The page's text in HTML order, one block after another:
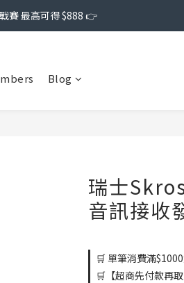
賽 最高可得 $888 👉
Blog
瑞士
音訊接收
🛒 單筆消費滿
🛒【超商先付款再